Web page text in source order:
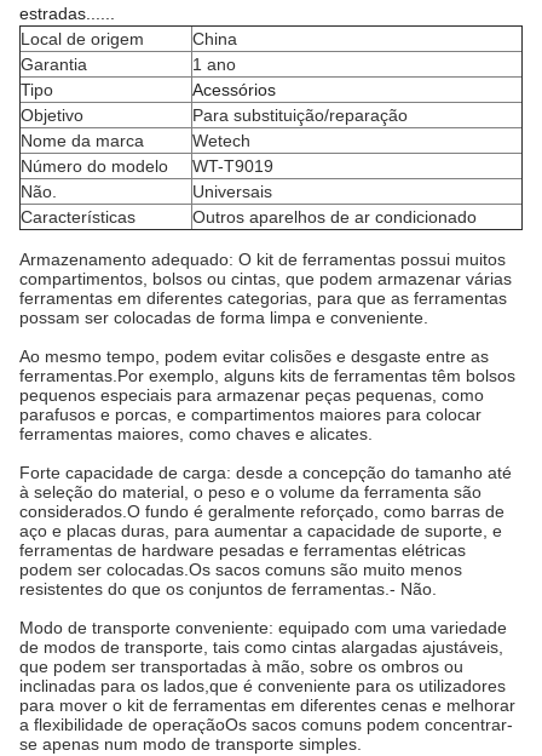
estradas......
Local de origem
China
Garantia
1 ano
Tipo
Acessórios
Objetivo
Para substituição/reparação
Nome da marca
Wetech
Número do modelo
WT-T9019
Não.
Universais
Características
Outros aparelhos de ar condicionado
Armazenamento adequado: O kit de ferramentas possui muitos
compartimentos, bolsos ou cintas, que podem armazenar várias
ferramentas em diferentes categorias, para que as ferramentas
possam ser colocadas de forma limpa e conveniente.
Ao mesmo tempo, podem evitar colisões e desgaste entre as
ferramentas. Por exemplo, alguns kits de ferramentas têm bolsos
pequenos especiais para armazenar peças pequenas, como
parafusos e porcas, e compartimentos maiores para colocar
ferramentas maiores, como chaves e alicates.
Forte capacidade de carga: desde a concepção do tamanho até
à seleção do material, o peso e o volume da ferramenta são
considerados. O fundo é geralmente reforçado, como barras de
aço e placas duras, para aumentar a capacidade de suporte, e
ferramentas de hardware pesadas e ferramentas elétricas
podem ser colocadas.Os sacos comuns são muito menos
resistentes do que os conjuntos de ferramentas. - Não.
Modo de transporte conveniente: equipado com uma variedade
de modos de transporte, tais como cintas alargadas ajustáveis,
que podem ser transportadas à mão, sobre os ombros ou
inclinadas para os lados,que é conveniente para os utilizadores
para mover o kit de ferramentas em diferentes cenas e melhorar
a flexibilidade de operaçãoOs sacos comuns podem concentrar-
se apenas num modo de transporte simples.